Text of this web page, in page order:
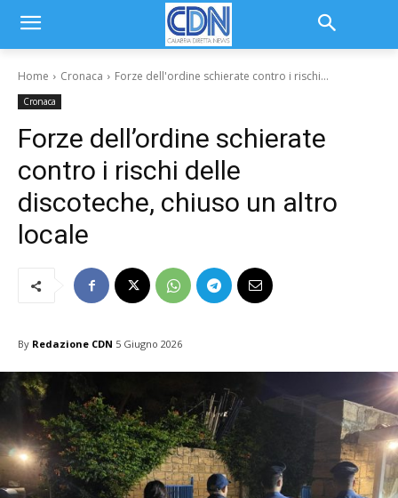
Home Cronaca Forze dell'ordine schierate contro i rischi...
Cronaca
Forze dell’ordine schierate
contro i rischi delle
discoteche, chiuso un altro
locale
By Redazione CDN 5 Giugno 2026